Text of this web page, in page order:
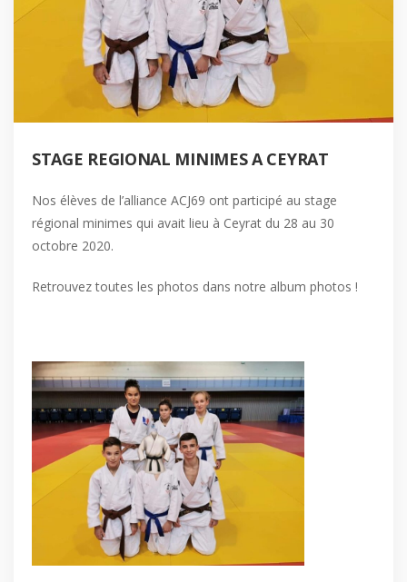
STAGE REGIONAL MINIMES A CEYRAT
Nos élèves de l’alliance ACJ69 ont participé au stage
régional minimes qui avait lieu à Ceyrat du 28 au 30
octobre 2020.
Retrouvez toutes les photos dans notre album photos !